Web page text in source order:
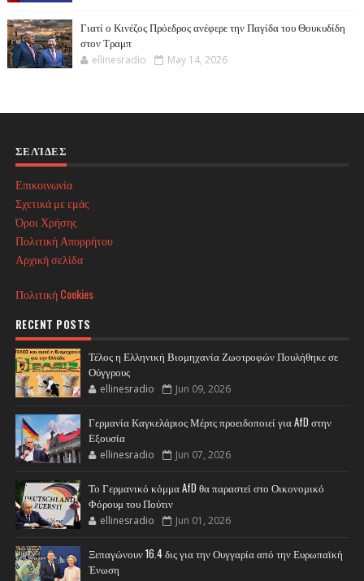
Γιατί ο Κινέζος Πρόεδρος ανέφερε την Παγίδα του Θουκυδίδη
στον Τραμπ
ellinesradio May 14, 2026
ΣΕΛΊΔΕΣ
Επικοινωνία
Σχετικά με εμάς
Όροι Χρήσης
Πολιτική Απορρήτου
Αρχική σελίδα
Πολιτική Cookies
RECENT POSTS
Τέλος η Ελληνική Βιομηχανία Ζωοτροφών Πουλήθηκε σε
Ούγγρους
ellinesradio Jun 09, 2026
Γερμανία Καγκελάριος Μέρτς προειδοποιεί για AfD στην
Εξουσία
ellinesradio Jun 07, 2026
Το Γερμανικό κόμμα AfD θα παραστεί στο Οικονομικό
Φόρουμ του Πούτιν
ellinesradio Jun 01, 2026
Ξεπαγώνουν 16.4 δις για την Ουγγαρία από την Ευρωπαϊκή
Ένωση